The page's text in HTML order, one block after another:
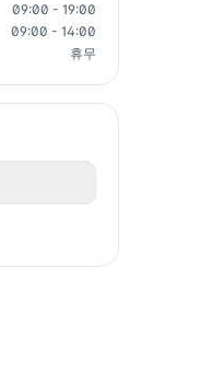
09:00 - 19:00
09:00 - 14:00
휴무